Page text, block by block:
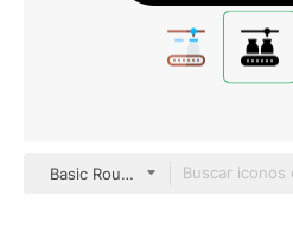
Basic Rounded Filled